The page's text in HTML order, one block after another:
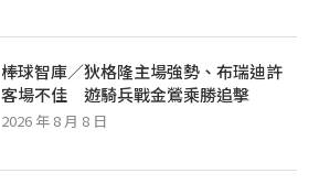
棒球智庫／狄格隆主場強勢、布瑞迪許
客場不佳 遊騎兵戰金鶯乘勝追擊
2026 年 8 月 8 日